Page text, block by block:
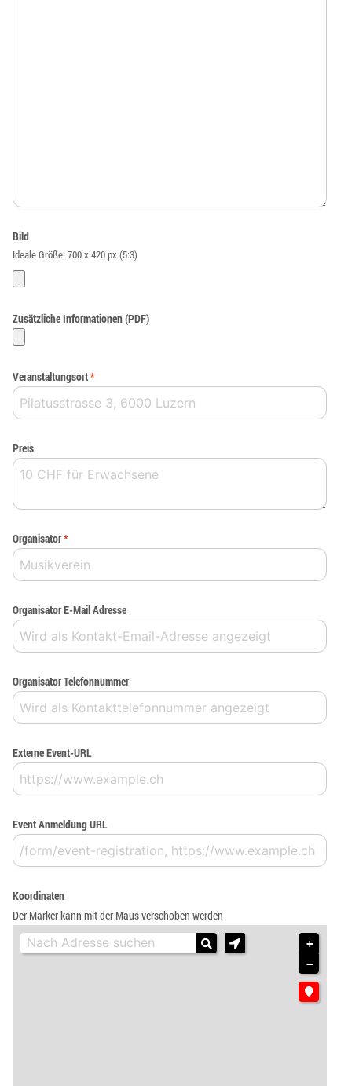
Bild
Ideale Größe: 700 x 420 px (5:3)
Zusätzliche Informationen (PDF)
Veranstaltungsort*
Preis
Organisator*
Organisator E-Mail Adresse
Organisator Telefonnummer
Externe Event-URL
Event Anmeldung URL
Koordinaten
Der Marker kann mit der Maus verschoben werden
+
−